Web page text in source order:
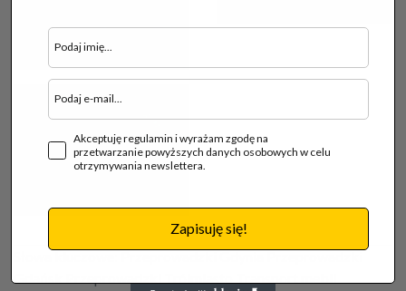
Słowa kluczowe:Przeprowadzki Gdynia Przeprowadzki
Gdańsk Przeprowadzki Trójmiasto Transport mebli
Akceptuję regulamin i wyrażam zgodę na
przetwarzanie powyższych danych osobowych w celu
otrzymywania newslettera.
Zapisuję się!